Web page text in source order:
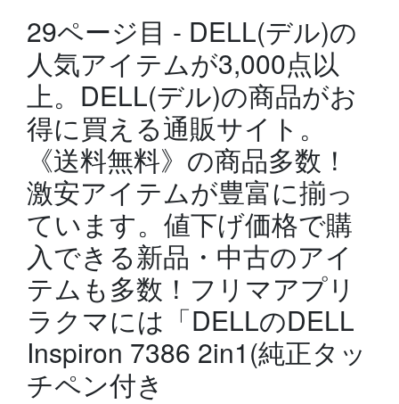
29ページ目 - DELL(デル)の
人気アイテムが3,000点以
上。DELL(デル)の商品がお
得に買える通販サイト。
《送料無料》の商品多数！
激安アイテムが豊富に揃っ
ています。値下げ価格で購
入できる新品・中古のアイ
テムも多数！フリマアプリ
ラクマには「DELLのDELL
Inspiron 7386 2in1(純正タッ
チペン付き